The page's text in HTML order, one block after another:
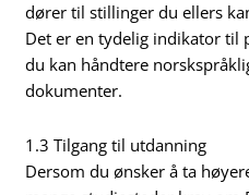
dører til stillinger du ellers
Det er en tydelig indikator til
du kan håndtere
dokumenter.
1.3 Tilgang til utdanning
Dersom du ønsker å ta